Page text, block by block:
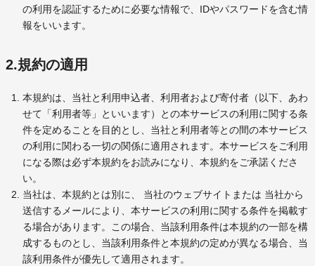
の利用を認証するために必要な情報で、IDやパスワードを含む情
報をいいます。
2.規約の適用
本規約は、当社と利用申込者、利用者および寄付者（以下、あわ
せて「利用者等」といいます）との本サービスの利用に関する条
件を定めることを目的とし、当社と利用者等との間の本サービス
の利用に関わる一切の関係に適用されます。本サービスをご利用
になる際は必ず本規約をお読みになり、本規約をご承諾くださ
い。
当社は、本規約とは別に、 当社のウェブサイトまたは 当社から
送信するメールにより、本サービスの利用に関する条件を掲載す
る場合があります。この場合、当該利用条件は本規約の一部を構
成するものとし、当該利用条件と本規約の定めが異なる場合、当
該利用条件が優先して適用されます。